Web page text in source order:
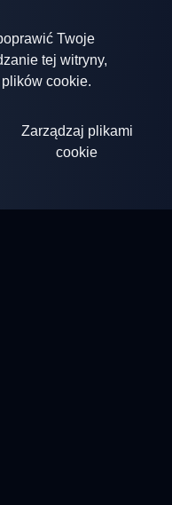
Twoje
tej witryny,
cookie.
Zarządzaj plikami
cookie